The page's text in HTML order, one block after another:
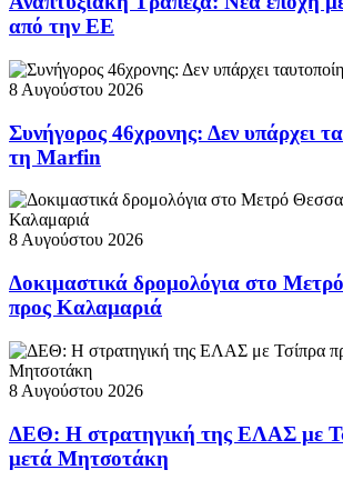
από την ΕΕ
8 Αυγούστου 2026
Συνήγορος 46χρονης: Δεν υπάρχει
τη Marfin
8 Αυγούστου 2026
Δοκιμαστικά δρομολόγια στο
προς Καλαμαριά
8 Αυγούστου 2026
ΔΕΘ: Η στρατηγική της ΕΛΑΣ με
μετά Μητσοτάκη